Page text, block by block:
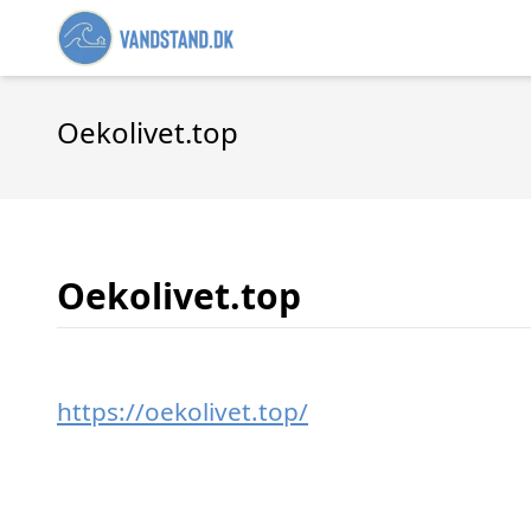
Oekolivet.top
Oekolivet.top
https://oekolivet.top/